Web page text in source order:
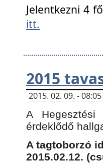
Jelentkezni 4
itt.
2015
2015. 02. 09. -
A
érdeklődő
A tagtoborzó
2015.02.12.